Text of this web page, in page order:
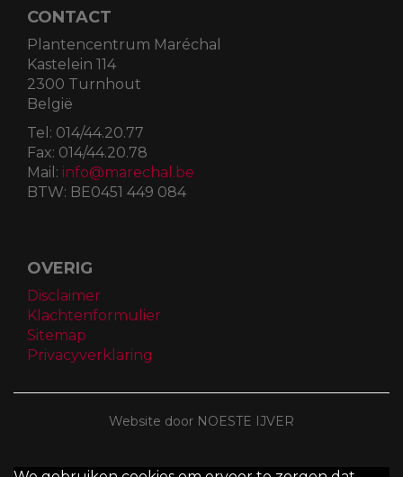
CONTACT
Plantencentrum Maréchal
Kastelein 114
2300 Turnhout
België
Tel: 014/44.20.77
Fax: 014/44.20.78
Mail: info@marechal.be
BTW: BE0451 449 084
OVERIG
Disclaimer
Klachtenformulier
Sitemap
Privacyverklaring
Website door NOESTE IJVER